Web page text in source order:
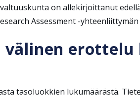
on allekirjoittanut
Assessment -yhteenliittymän
välinen erottelu
tasoluokkien lukumäärästä.